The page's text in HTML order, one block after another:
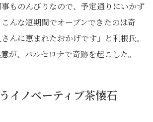
事ものんびりなので、予定通りにいかず
んな短期間でオープンできたのは奇
んに恵まれたおかげです」と利根氏。
が、バルセロナで奇跡を起こした。
イノベーティブ茶懐石